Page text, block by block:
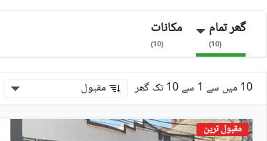
گھر تمام
(
10
)
مکانات
(
10
)
10 میں سے 1 سے 10 تک گھر مقبول
مقبول ترین